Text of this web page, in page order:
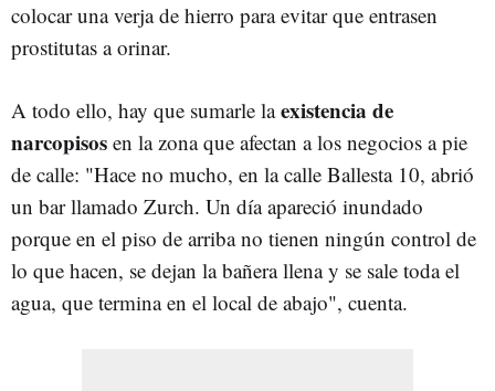
colocar una verja de hierro para evitar que entrasen
prostitutas a orinar.
A todo ello, hay que sumarle laexistencia de
narcopisos en la zona que afectan a los negocios a pie
de calle: "Hace no mucho, en la calle Ballesta 10, abrió
un bar llamado Zurch. Un día apareció inundado
porque en el piso de arriba no tienen ningún control de
lo que hacen, se dejan la bañera llena y se sale toda el
agua, que termina en el local de abajo", cuenta.